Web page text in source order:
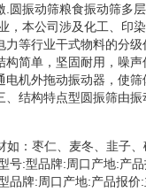
圆振动筛粮食振动筛多
，本公司涉及化工、印
等行业干式物料的分
简单，坚固耐用，噪
机外拖动振动器，使
、结构特点型圆振筛由
：枣仁、麦冬、韭子
号:型品牌:周口产地:产
品牌:周口产地:产品报